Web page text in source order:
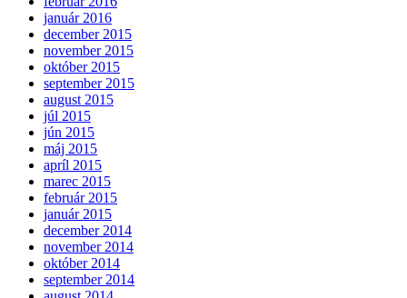
január 2016
december 2015
november 2015
október 2015
september 2015
august 2015
júl 2015
jún 2015
máj 2015
apríl 2015
marec 2015
február 2015
január 2015
december 2014
november 2014
október 2014
september 2014